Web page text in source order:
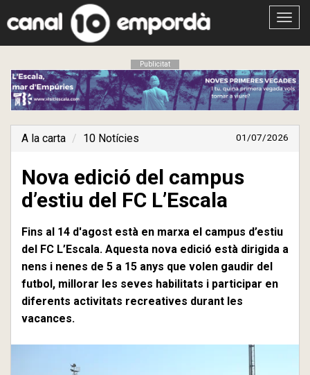
Obrir
Publicitat
A la carta 10 Notícies 01/07/2026
Nova edició del campus
d’estiu del FC L’Escala
Fins al 14 d'agost està en marxa el campus d’estiu
del FC L’Escala. Aquesta nova edició està dirigida a
nens i nenes de 5 a 15 anys que volen gaudir del
futbol, millorar les seves habilitats i participar en
diferents activitats recreatives durant les
vacances.